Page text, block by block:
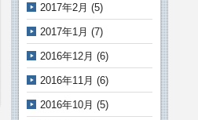
2017年2月 (5)
2017年1月 (7)
2016年12月 (6)
2016年11月 (6)
2016年10月 (5)